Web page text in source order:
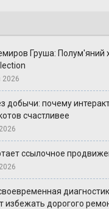
Груша: Полум'яний
2026
добычи: почему
счастливее
ссылочное
избежать дорогого